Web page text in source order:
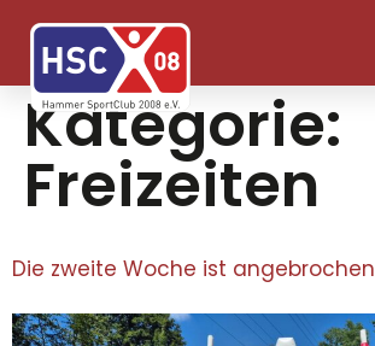
Kategorie:
Freizeiten
Die zweite Woche ist angebrochen